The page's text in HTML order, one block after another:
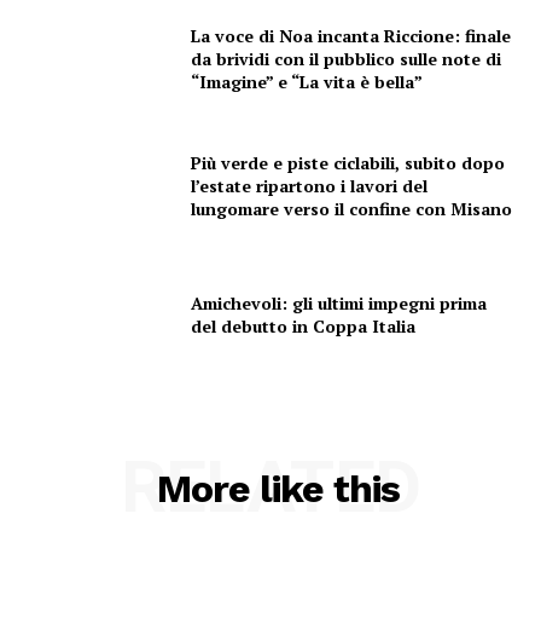
La voce di Noa incanta Riccione: finale
da brividi con il pubblico sulle note di
“Imagine” e “La vita è bella”
Più verde e piste ciclabili, subito dopo
l’estate ripartono i lavori del
lungomare verso il confine con Misano
Amichevoli: gli ultimi impegni prima
del debutto in Coppa Italia
More like this
RELATED